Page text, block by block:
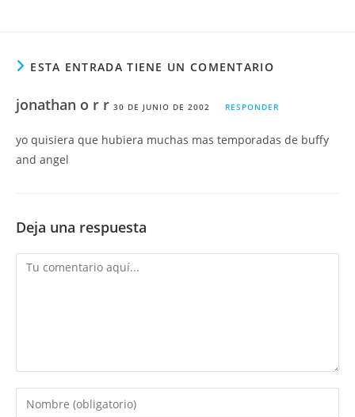
ESTA ENTRADA TIENE UN COMENTARIO
jonathan o r r 30 DE JUNIO DE 2002 RESPONDER
yo quisiera que hubiera muchas mas temporadas de buffy
and angel
Deja una respuesta
Comentario
Introduce